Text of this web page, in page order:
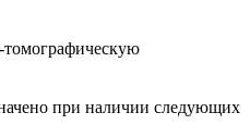
томографическую
при наличии следующих